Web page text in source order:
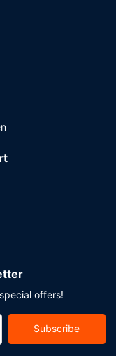
offers!
Subscribe